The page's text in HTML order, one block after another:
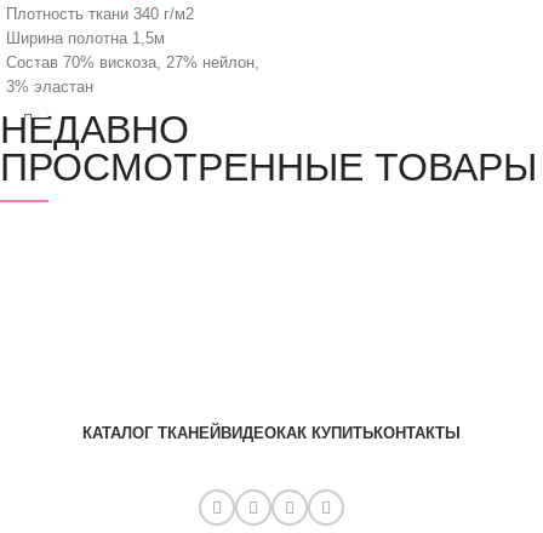
Плотность ткани 340 г/м2
Ширина полотна 1,5м
Состав 70% вискоза, 27% нейлон,
3% эластан
НЕДАВНО
ПРОСМОТРЕННЫЕ ТОВАРЫ
КАТАЛОГ ТКАНЕЙ ВИДЕОКАК КУПИТЬКОНТАКТЫ